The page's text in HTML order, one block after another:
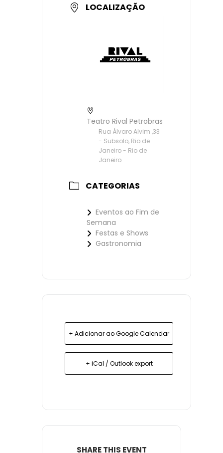
LOCALIZAÇÃO
Teatro Rival Petrobras
Rua Álvaro Alvim ,33
- Subsolo, Rio de
Janeiro - Rio de
Janeiro
CATEGORIAS
Eventos ao Fim de
Semana
Festas e Shows
Gastronomia
+ Adicionar ao Google Calendar
+ iCal / Outlook export
SHARE THIS EVENT